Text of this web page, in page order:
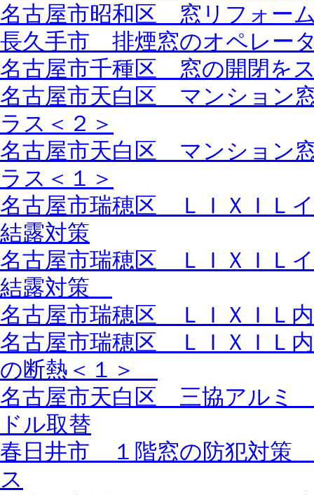
名古屋市昭和区 窓リフォー
長久手市 排煙窓のオペレー
名古屋市千種区 窓の開閉を
名古屋市天白区 マンション
ラス＜２＞
名古屋市天白区 マンション
ラス＜１＞
名古屋市瑞穂区 ＬＩＸＩ
結露対策
名古屋市瑞穂区 ＬＩＸＩ
結露対策
名古屋市瑞穂区 ＬＩＸＩ
名古屋市瑞穂区 ＬＩＸＩＬ
の断熱＜１＞
名古屋市天白区 三協アルミ
ドル取替
春日井市 １階窓の防犯対策
ス